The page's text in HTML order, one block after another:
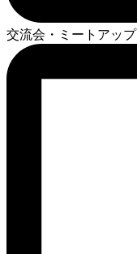
交流会・ミートアップ